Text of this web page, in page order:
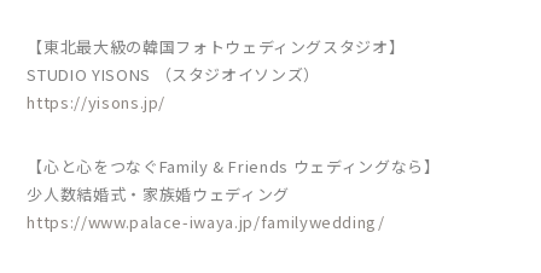
【東北最大級の韓国フォトウェディングスタジオ】
STUDIO YISONS （スタジオイソンズ）
https://yisons.jp/
【心と心をつなぐFamily & Friends ウェディングなら】
少人数結婚式・家族婚ウェディング
https://www.palace-iwaya.jp/familywedding/